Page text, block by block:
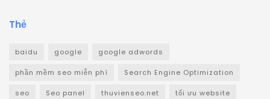
Thẻ
baidu google google adwords
phần mềm seo miễn phí Search Engine Optimization
seo Seo panel thuvienseo.net tối ưu website